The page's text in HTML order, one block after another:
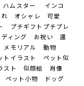
ムスター インコ
オシャレ 可愛
チギフトプチプレ
ィング お祝い 還
メモリアル 動物
イラスト ペット似
スト 似顔絵 肖像
ペット小物 ドッグ